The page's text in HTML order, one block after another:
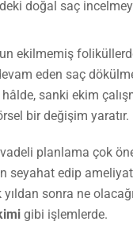
doğal saç
ekilmemiş
eden saç
sanki ekim
bir değişim yaratır.
planlama çok
seyahat edip
sonra ne
gibi işlemlerde.